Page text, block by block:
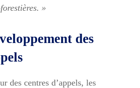
»
des
des centres d’appels, les